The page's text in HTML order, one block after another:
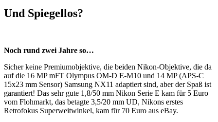
Und Spiegellos?
Noch rund zwei Jahre so…
Sicher keine Premiumobjektive, die beiden Nikon-Objektive, die da
auf die 16 MP mFT Olympus OM-D E-M10 und 14 MP (APS-C
15x23 mm Sensor) Samsung NX11 adaptiert sind, aber der Spaß ist
garantiert! Das sehr gute 1,8/50 mm Nikon Serie E kam für 5 Euro
vom Flohmarkt, das betagte 3,5/20 mm UD, Nikons erstes
Retrofokus Superweitwinkel, kam für 70 Euro aus eBay.